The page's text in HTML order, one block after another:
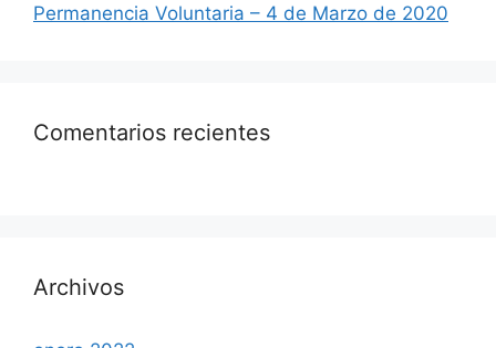
Permanencia Voluntaria – 4 de Marzo de 2020
Comentarios recientes
Archivos